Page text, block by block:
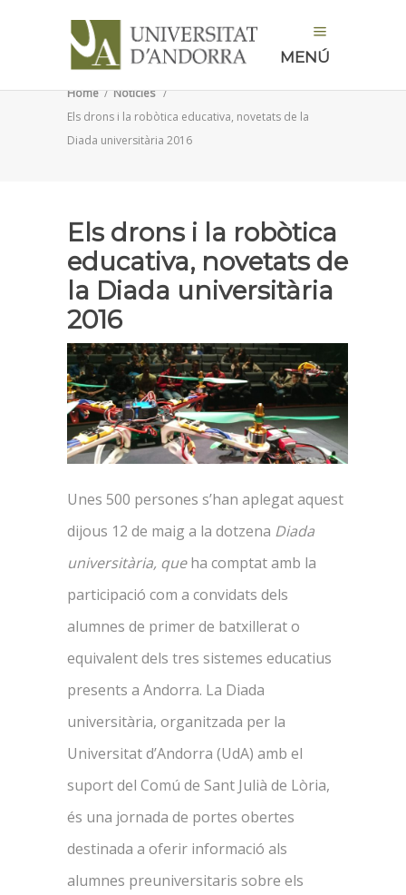
MENÚ
Home/Notícies/
Els drons i la robòtica educativa, novetats de la
Diada universitària 2016
Els drons i la robòtica
educativa, novetats de
la Diada universitària
2016
Unes 500 persones s’han aplegat aquest
dijous 12 de maig a la dotzena Diada
universitària, queha comptat amb la
participació com a convidats dels
alumnes de primer de batxillerat o
equivalent dels tres sistemes educatius
presents a Andorra. La Diada
universitària, organitzada per la
Universitat d’Andorra (UdA) amb el
suport del Comú de Sant Julià de Lòria,
és una jornada de portes obertes
destinada a oferir informació als
alumnes preuniversitaris sobre els